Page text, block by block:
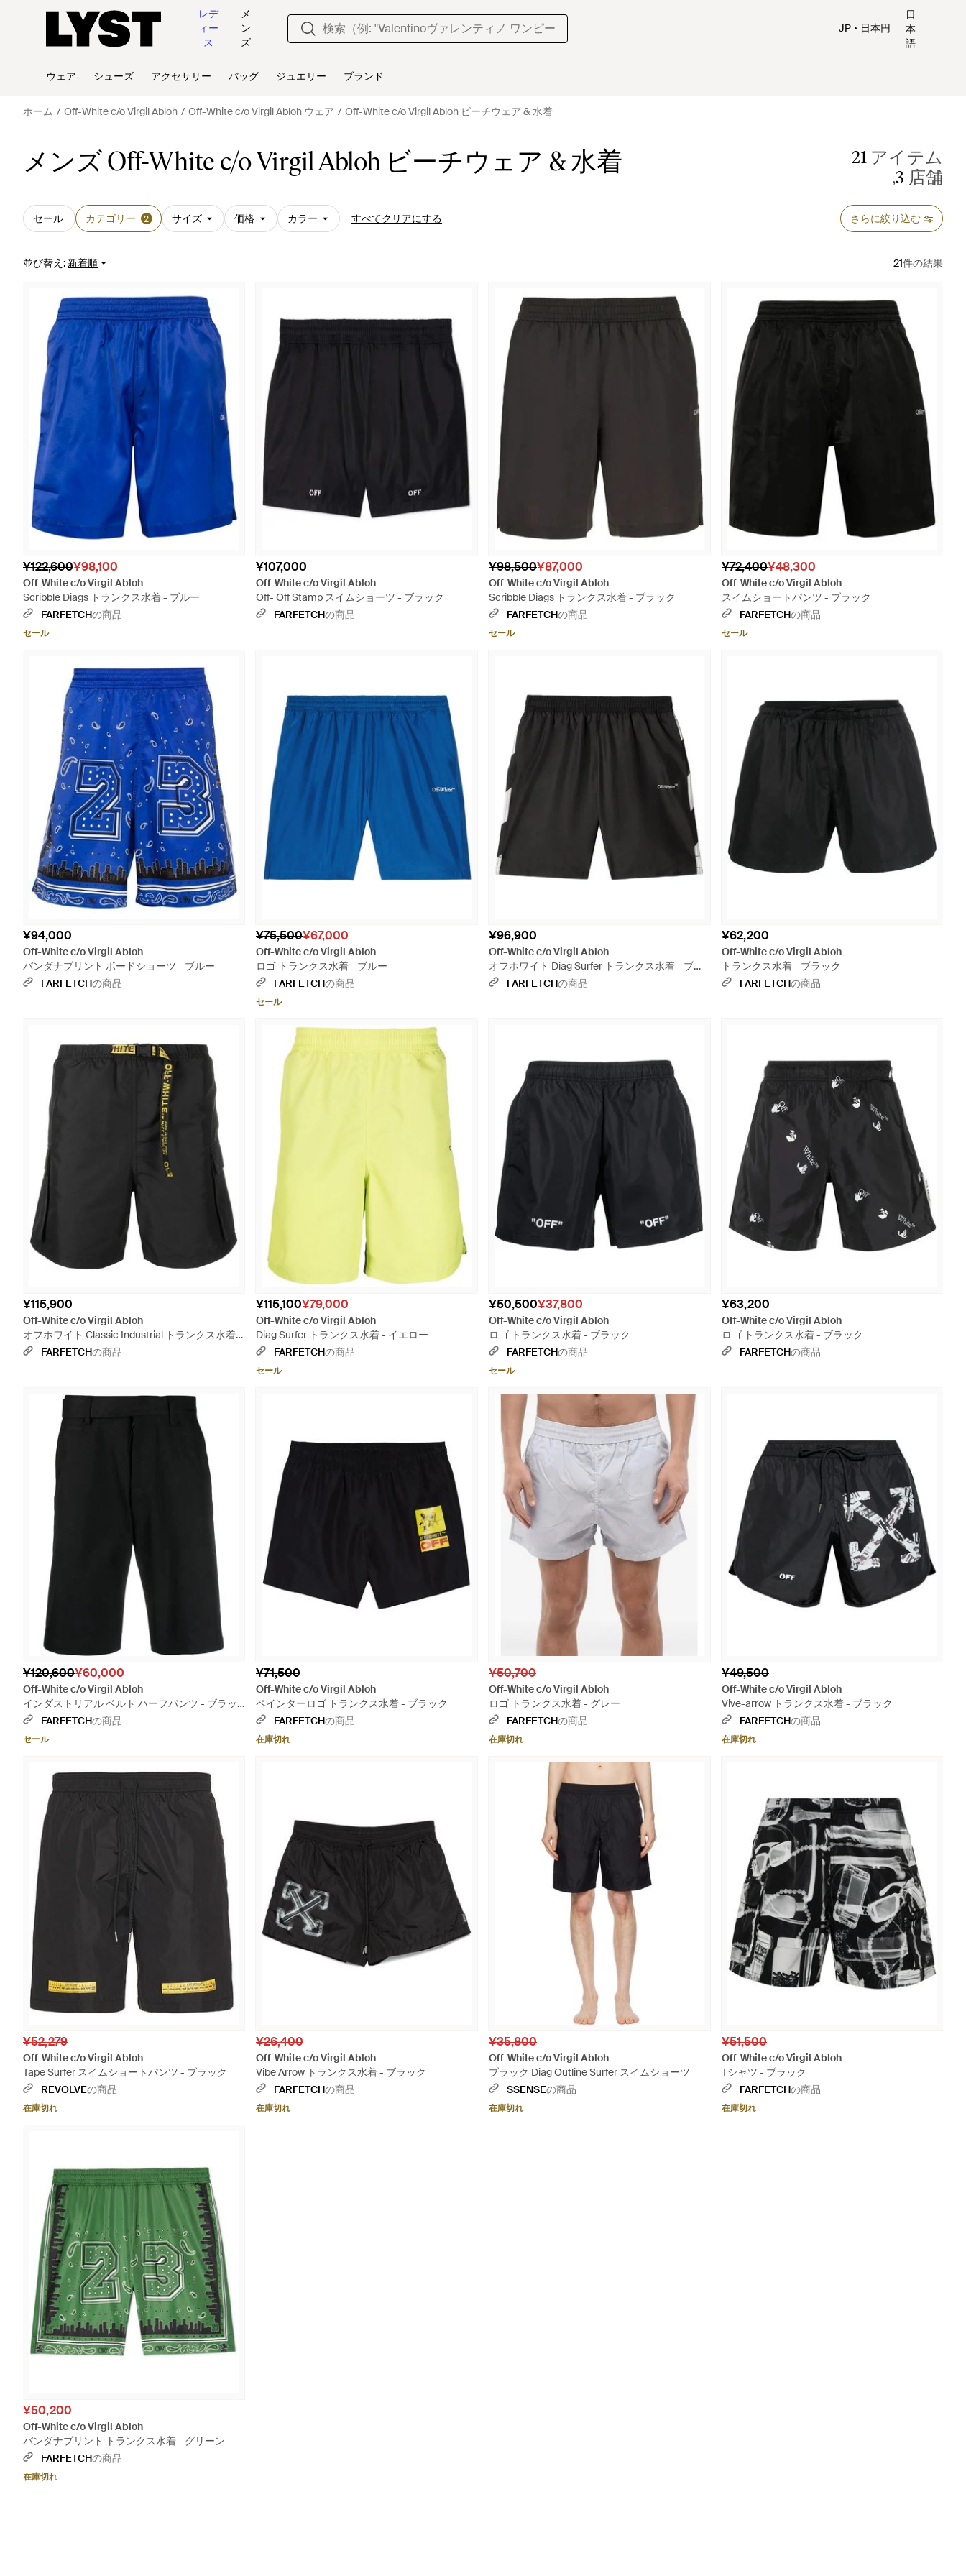
レデ
ィー
ス
メ
ン
ズ
JP 日本円
日
本
語
ウェア シューズ アクセサリー バッグ ジュエリー ブランド
ホーム Off-White c/o Virgil Abloh Off-White c/o Virgil Abloh ウェア Off-White c/o Virgil Abloh ビーチウェア & 水着
メンズ Off-White c/o Virgil Abloh ビーチウェア & 水着 21 アイテム
,3 店舗
セール カテゴリー 2 サイズ 価格 カラー すべてクリアにする さらに絞り込む
並び替え : 新着順 21件の結果
¥122,600¥98,100
Off-White c/o Virgil Abloh
Scribble Diags トランクス水着 - ブルー
FARFETCHの商品
セール
¥107,000
Off-White c/o Virgil Abloh
Off- Off Stamp スイムショーツ - ブラック
FARFETCHの商品
¥98,500¥87,000
Off-White c/o Virgil Abloh
Scribble Diags トランクス水着 - ブラック
FARFETCHの商品
セール
¥72,400¥48,300
Off-White c/o Virgil Abloh
スイムショートパンツ - ブラック
FARFETCHの商品
セール
¥94,000
Off-White c/o Virgil Abloh
バンダナプリント ボードショーツ - ブルー
FARFETCHの商品
¥75,500¥67,000
Off-White c/o Virgil Abloh
ロゴ トランクス水着 - ブルー
FARFETCHの商品
セール
¥96,900
Off-White c/o Virgil Abloh
オフホワイト Diag Surfer トランクス水着 - ブラ
ックFARFETCHの商品
¥62,200
Off-White c/o Virgil Abloh
トランクス水着 - ブラック
FARFETCHの商品
¥115,900
Off-White c/o Virgil Abloh
オフホワイト Classic Industrial トランクス水着 -
ブラックFARFETCHの商品
¥115,100¥79,000
Off-White c/o Virgil Abloh
Diag Surfer トランクス水着 - イエロー
FARFETCHの商品
セール
¥50,500¥37,800
Off-White c/o Virgil Abloh
ロゴ トランクス水着 - ブラック
FARFETCHの商品
セール
¥63,200
Off-White c/o Virgil Abloh
ロゴ トランクス水着 - ブラック
FARFETCHの商品
¥120,600¥60,000
Off-White c/o Virgil Abloh
インダストリアル ベルト ハーフパンツ - ブラッ
ク
FARFETCHの商品
セール
¥71,500
Off-White c/o Virgil Abloh
ペインターロゴ トランクス水着 - ブラック
FARFETCHの商品
在庫切れ
¥50,700
Off-White c/o Virgil Abloh
ロゴ トランクス水着 - グレー
FARFETCHの商品
在庫切れ
¥49,500
Off-White c/o Virgil Abloh
Vive-arrow トランクス水着 - ブラック
FARFETCHの商品
在庫切れ
¥52,279
Off-White c/o Virgil Abloh
Tape Surfer スイムショートパンツ - ブラック
REVOLVEの商品
在庫切れ
¥26,400
Off-White c/o Virgil Abloh
Vibe Arrow トランクス水着 - ブラック
FARFETCHの商品
在庫切れ
¥35,800
Off-White c/o Virgil Abloh
ブラック Diag Outline Surfer スイムショーツ
SSENSEの商品
在庫切れ
¥51,500
Off-White c/o Virgil Abloh
Tシャツ - ブラック
FARFETCHの商品
在庫切れ
¥50,200
Off-White c/o Virgil Abloh
バンダナプリント トランクス水着 - グリーン
FARFETCHの商品
在庫切れ